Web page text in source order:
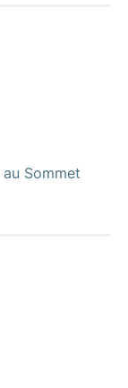
Sommet